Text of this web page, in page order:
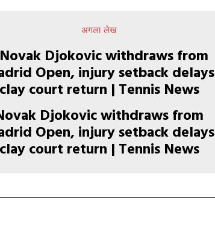
अगला लेख
Djokovic withdraws from
Open, injury setback delays
clay court return | Tennis News